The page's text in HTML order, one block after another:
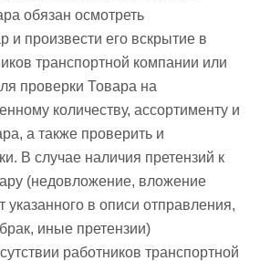
обязан осмотреть
и произвести его вскрытие в
транспортной компании или
проверки Товара на
количеству, ассортименту и
а также проверить и
В случае наличия претензий к
(недовложение, вложение
указанного в описи отправления,
иные претензии)
работников транспортной